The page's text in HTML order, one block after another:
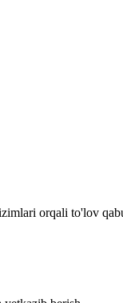
orqali to'lov